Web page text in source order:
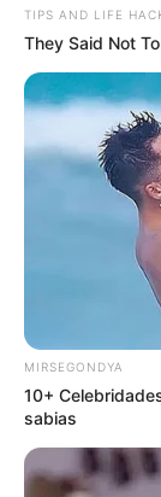
TIPS AND LIFE
They Said Not
MIRSEGONDYA
10+
sabias